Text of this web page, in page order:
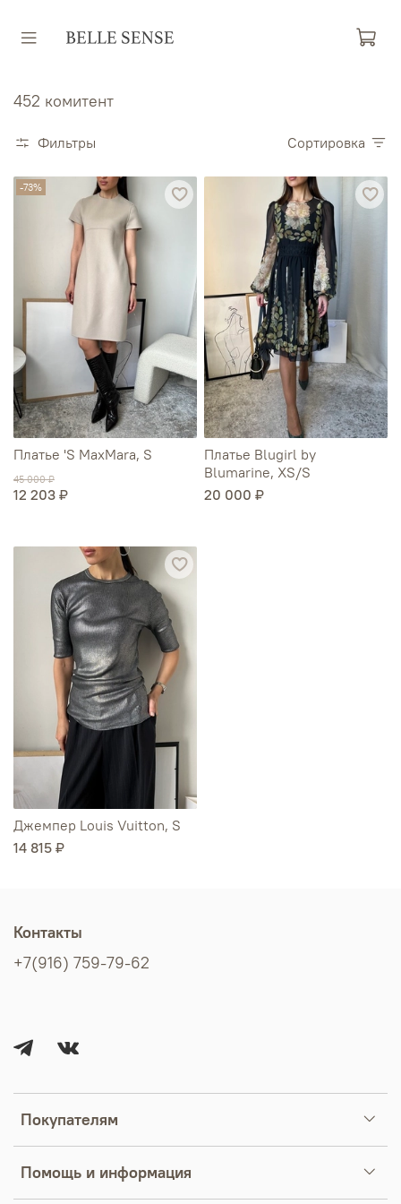
452 комитент
Фильтры Сортировка
-73%
Платье 'S MaxMara, S
45 000 ₽
12 203 ₽
Платье Blugirl by
Blumarine, XS/S
20 000 ₽
Джемпер Louis Vuitton, S
14 815 ₽
Покупателям
Помощь и информация
Контакты
+7(916) 759-79-62